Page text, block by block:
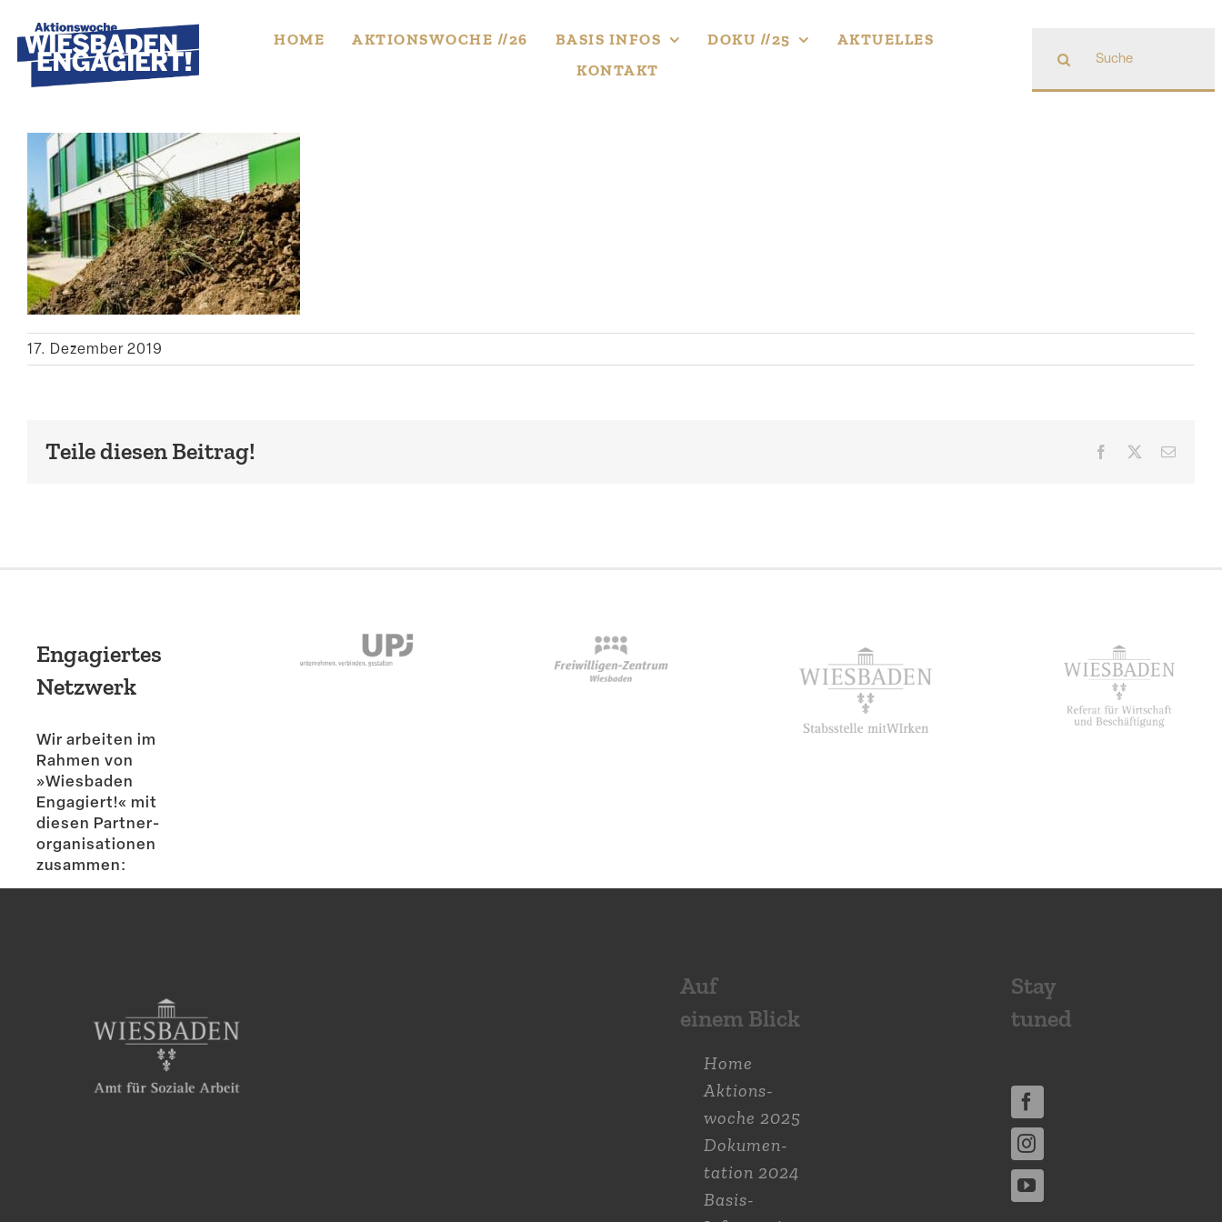
to
content
HOME AKTIONS­WOCHE //26 BASIS INFOS DOKU //25
AKTUELLES
KONTAKT
nach:
17. Dezember 2019
Teile diesen Beitrag! Facebook
Engagiertes
Netzwerk
Wir arbeiten im
Rahmen von
»Wiesbaden
Engagiert!« mit
diesen Partner­
or­ga­ni­sa­tionen
zusammen:
Auf
einem Blick
Home
Aktions­
woche 2025
Dokumen­
tation 2024
Basis-
Stay
tuned